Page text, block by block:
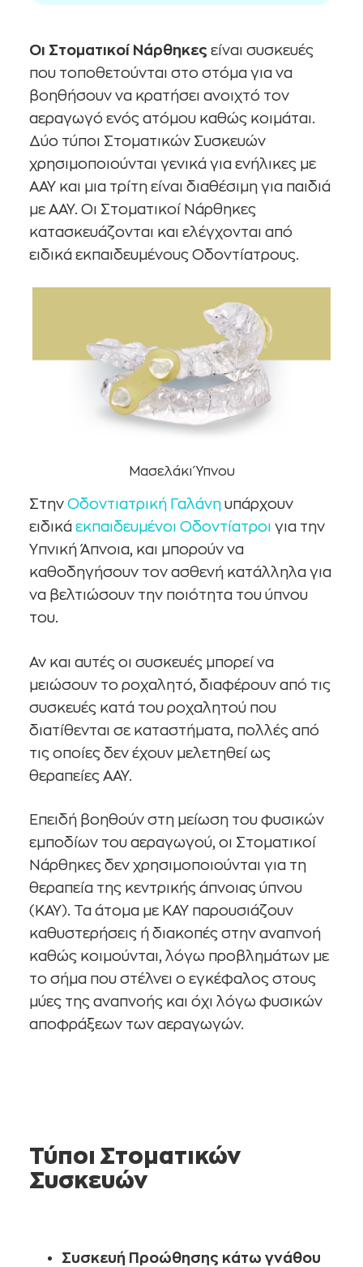
Οι Στοματικοί Νάρθηκεςείναι συσκευές
που τοποθετούνται στο στόμα για να
βοηθήσουν να κρατήσει ανοιχτό τον
αεραγωγό ενός ατόμου καθώς κοιμάται.
Δύο τύποι Στοματικών Συσκευών
χρησιμοποιούνται γενικά για ενήλικες με
ΑΑΥ και μια τρίτη είναι διαθέσιμη για παιδιά
με ΑΑΥ. Οι Στοματικοί Νάρθηκες
κατασκευάζονται και ελέγχονται από
ειδικά εκπαιδευμένους Οδοντίατρους.
Μασελάκι Ύπνου
ΣτηνΟδοντιατρική Γαλάνη υπάρχουν
ειδικάεκπαιδευμένοι Οδοντίατροι για την
Υπνική Άπνοια, και μπορούν να
καθοδηγήσουν τον ασθενή κατάλληλα για
να βελτιώσουν την ποιότητα του ύπνου
του.
Αν και αυτές οι συσκευές μπορεί να
μειώσουν το ροχαλητό, διαφέρουν από τις
συσκευές κατά του ροχαλητού που
διατίθενται σε καταστήματα, πολλές από
τις οποίες δεν έχουν μελετηθεί ως
θεραπείες ΑΑΥ.
Επειδή βοηθούν στη μείωση του φυσικών
εμποδίων του αεραγωγού, οι Στοματικοί
Νάρθηκες δεν χρησιμοποιούνται για τη
θεραπεία της κεντρικής άπνοιας ύπνου
(ΚΑΥ). Τα άτομα με ΚΑΥ παρουσιάζουν
καθυστερήσεις ή διακοπές στην αναπνοή
καθώς κοιμούνται, λόγω προβλημάτων με
το σήμα που στέλνει ο εγκέφαλος στους
μύες της αναπνοής και όχι λόγω φυσικών
αποφράξεων των αεραγωγών.
Τύποι Στοματικών
Συσκευών
Συσκευή Προώθησης κάτω γνάθου